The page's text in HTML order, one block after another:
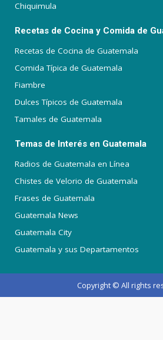
Chiquimula
Recetas de Cocina y Comida de
Recetas de Cocina de Guatemala
Comida Típica de Guatemala
Fiambre
Dulces Típicos de Guatemala
Tamales de Guatemala
Temas de Interés en Guatemala
Radios de Guatemala en Línea
Chistes de Velorio de Guatemala
Frases de Guatemala
Guatemala News
Guatemala City
Guatemala y sus Departamentos
Copyright © All rights